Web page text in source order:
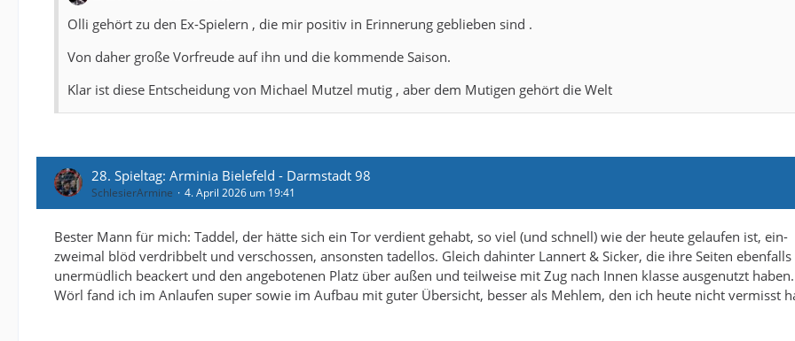
Olli gehört zu den Ex-Spielern , die mir positiv in Erinnerung geblieben sind .
Von daher große Vorfreude auf ihn und die kommende Saison.
Klar ist diese Entscheidung von Michael Mutzel mutig , aber dem Mutigen gehört die Welt
28. Spieltag: Arminia Bielefeld - Darmstadt 98
SchlesierArmine 4. April 2026 um 19:41
Bester Mann für mich: Taddel, der hätte sich ein Tor verdient gehabt, so viel (und schnell) wie der heute gelaufen ist, ein-
zweimal blöd verdribbelt und verschossen, ansonsten tadellos. Gleich dahinter Lannert & Sicker, die ihre Seiten ebenfalls
unermüdlich beackert und den angebotenen Platz über außen und teilweise mit Zug nach Innen klasse ausgenutzt
Wörl fand ich im Anlaufen super sowie im Aufbau mit guter Übersicht, besser als Mehlem, den ich heute nicht vermisst